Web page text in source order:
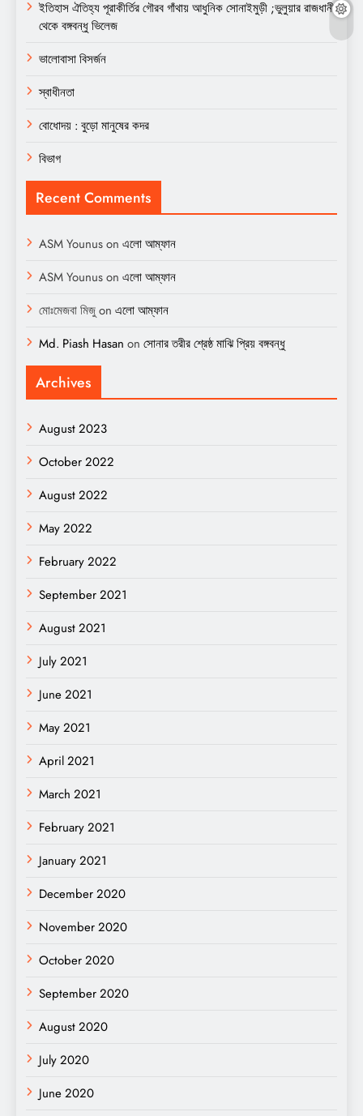
ইতিহাস ঐতিহ্য পূরাকীর্তির গৌরব গাঁথায় আধুনিক সোনাইমুড়ী ;ভুলুয়ার রাজধানী
থেকে বঙ্গবন্ধু ভিলেজ
ভালোবাসা বিসর্জন
স্বাধীনতা
বোধোদয় : বুড়ো মানুষের কদর
বিভাগ
Recent Comments
ASM Younuson এলো আম্ফান
ASM Younuson এলো আম্ফান
মোঃমেজবা মিজুon এলো আম্ফান
Md. Piash Hasan on সোনার তরীর শ্রেষ্ঠ মাঝি প্রিয় বঙ্গবন্ধু
Archives
August 2023
October 2022
August 2022
May 2022
February 2022
September 2021
August 2021
July 2021
June 2021
May 2021
April 2021
March 2021
February 2021
January 2021
December 2020
November 2020
October 2020
September 2020
August 2020
July 2020
June 2020